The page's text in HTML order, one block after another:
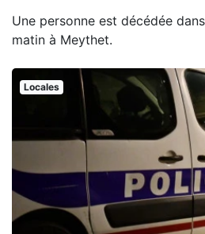
Une personne est décédée
matin à Meythet.
Locales